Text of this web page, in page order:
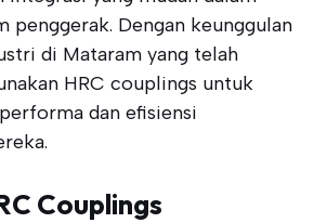
penggerak. Dengan keunggulan
di Mataram yang telah
HRC couplings untuk
dan efisiensi
Couplings